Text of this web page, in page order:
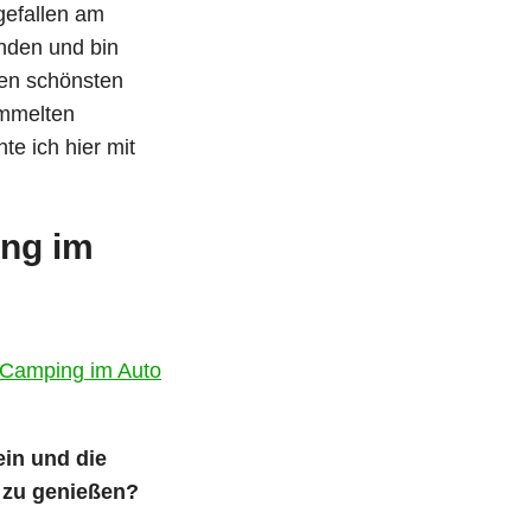
am
und bin
schönsten
ich hier mit
im
und die
genießen?